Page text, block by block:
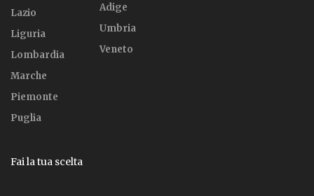
Lazio
Liguria
Lombardia
Marche
Piemonte
Puglia
Adige
Umbria
Veneto
Fai la tua scelta